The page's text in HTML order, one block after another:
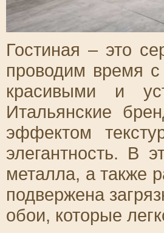
Гостиная – это
проводим время
красивыми и
Итальянские
эффектом
элегантность. В
металла, а также
подвержена
обои, которые